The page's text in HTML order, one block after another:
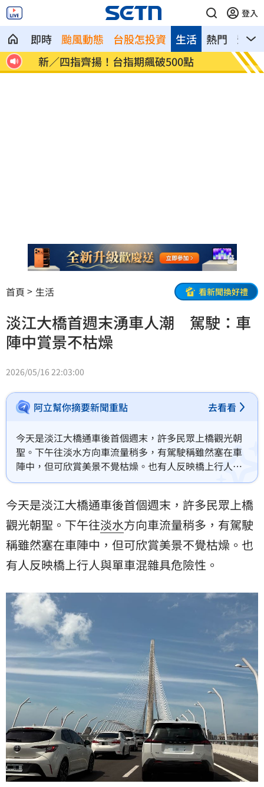
登入
即時 颱風動態 台股怎投資 熱門 影音
生活
新／四指齊揚！台指期飆破500點 慈濟
首頁 生活 看新聞換好禮
淡江大橋首週末湧車人潮 駕駛：車
陣中賞景不枯燥
2026/05/16 22:03:00
阿立幫你摘要新聞重點 去看看
今天是淡江大橋通車後首個週末，許多民眾上橋觀光朝
聖。下午往淡水方向車流量稍多，有駕駛稱雖然塞在車
陣中，但可欣賞美景不覺枯燥。也有人反映橋上行人與
單車混雜具危險性。
今天是淡江大橋通車後首個週末，許多民眾上橋
觀光朝聖。下午往淡水方向車流量稍多，有駕駛
稱雖然塞在車陣中，但可欣賞美景不覺枯燥。也
有人反映橋上行人與單車混雜具危險性。